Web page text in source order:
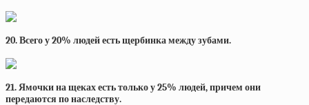
20. Всего у 20% людей есть щербинка между зубами.
21. Ямочки на щеках есть только у 25% людей, причем они
передаются по наследству.